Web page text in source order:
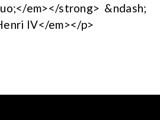
em></strong> &ndash;
IV</em></p>